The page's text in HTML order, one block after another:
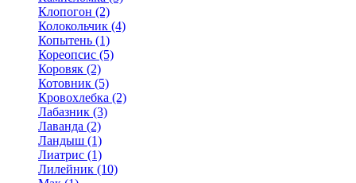
Клопогон (2)
Колокольчик (4)
Копытень (1)
Кореопсис (5)
Коровяк (2)
Котовник (5)
Кровохлебка (2)
Лабазник (3)
Лаванда (2)
Ландыш (1)
Лиатрис (1)
Лилейник (10)